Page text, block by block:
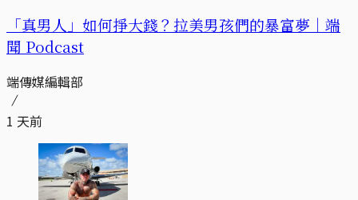
「真男人」如何掙大錢？拉美男孩們的暴富夢｜端
聞 Podcast
端傳媒編輯部
1 天前